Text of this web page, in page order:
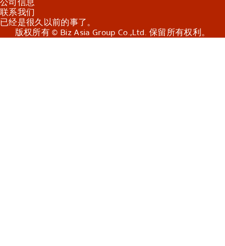
联系我们
已经是很久以前的事了。
版权所有 © Biz Asia Group Co.,Ltd. 保留所有权利。